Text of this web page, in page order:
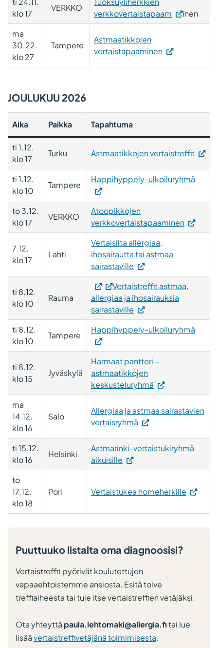
klo 17
VERKKO
verkkovertaistapaam
inen
ma
30.22.
klo 27
Tampere
Astmaatikkojen
vertaistapaaminen
JOULUKUU 2026
Aika Paikka Tapahtuma
ti 1.12.
klo 17
Turku Astmaatikkojen vertaistreffit
ti 1.12.
klo 10
Tampere
Happihyppely-ulkoiluryhmä
to 3.12.
klo 17
VERKKO
Atoopikkojen
verkkovertaistapaaminen
7.12.
klo 17
Lahti
Vertaisilta allergiaa,
ihosairautta tai astmaa
sairastaville
ti 8.12.
klo 10
Rauma
Vertaistreffit astmaa,
allergiaa ja ihosairauksia
sairastaville
ti 8.12.
klo 10
Tampere
Happihyppely-ulkoiluryhmä
ti 8.12.
klo 15
Jyväskylä
Harmaat pantteri –
astmaatikkojen
keskusteluryhmä
ma
14.12.
klo 16
Salo
Allergiaa ja astmaa sairastavien
vertaisryhmä
ti 15.12.
klo 16
Helsinki
Astmarinki-vertaistukiryhmä
aikuisille
to
17.12.
klo 18
Pori Vertaistukea homeherkille
Puuttuuko listalta oma diagnoosisi?
Vertaistreffit pyörivät koulutettujen
vapaaehtoistemme ansiosta. Esitä toive
treffiaiheesta tai tule itse vertaistreffien vetäjäksi.
Ota yhteyttä paula.lehtomaki@allergia.fitai lue
lisäävertaistreffivetäjänä toimimisesta.